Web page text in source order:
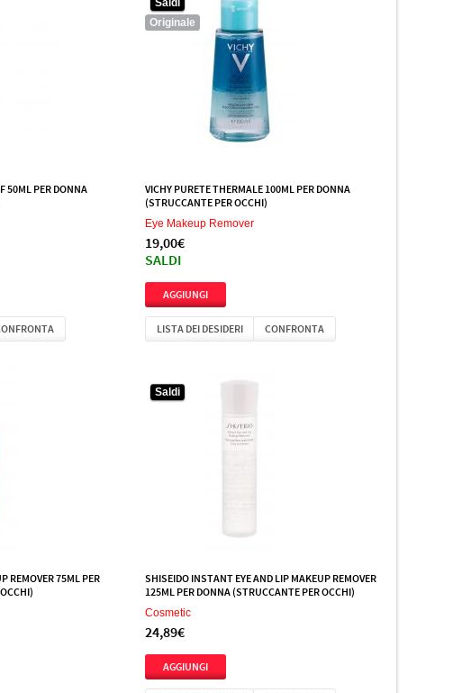
50ML PER DONNA
Saldi
Originale
VICHY PURETE THERMALE 100ML PER DONNA
(STRUCCANTE PER OCCHI)
Eye Makeup Remover
19,00€
SALDI
LISTA DEI DESIDERI CONFRONTA
REMOVER 75ML PER
Saldi
SHISEIDO INSTANT EYE AND LIP MAKEUP REMOVER
125ML PER DONNA (STRUCCANTE PER OCCHI)
Cosmetic
24,89€